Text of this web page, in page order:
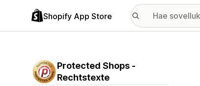
Shopify App Store
Protected Shops ‑
Rechtstexte